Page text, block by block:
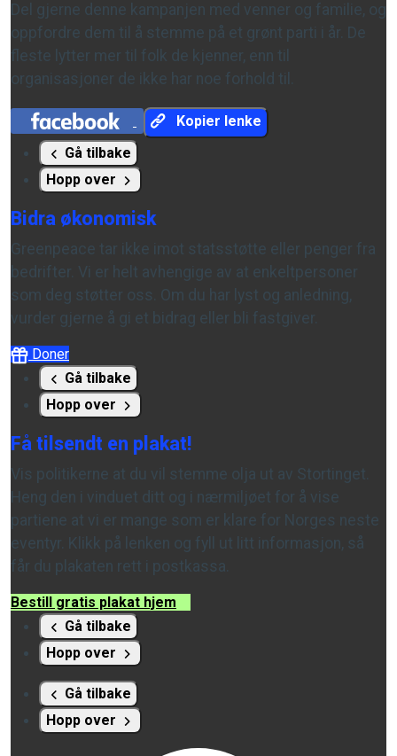
Del gjerne denne kampanjen med venner og familie, og
oppfordre dem til å stemme på et grønt parti i år. De
fleste lytter mer til folk de kjenner, enn til
organisasjoner de ikke har noe forhold til.
Kopier lenke
Gå tilbake
Hopp over
Bidra økonomisk
Greenpeace tar ikke imot statsstøtte eller penger fra
bedrifter. Vi er helt avhengige av at enkeltpersoner
som deg støtter oss. Om du har lyst og anledning,
vurder gjerne å gi et bidrag eller bli fastgiver.
Doner
Gå tilbake
Hopp over
Få tilsendt en plakat!
Vis politikerne at du vil stemme olja ut av Stortinget.
Heng den i vinduet ditt og i nærmiljøet for å vise
partiene at vi er mange som er klare for Norges neste
eventyr. Klikk på lenken og fyll ut litt informasjon, så
får du plakaten rett i postkassa.
Bestill gratis plakat hjem
Gå tilbake
Hopp over
Gå tilbake
Hopp over